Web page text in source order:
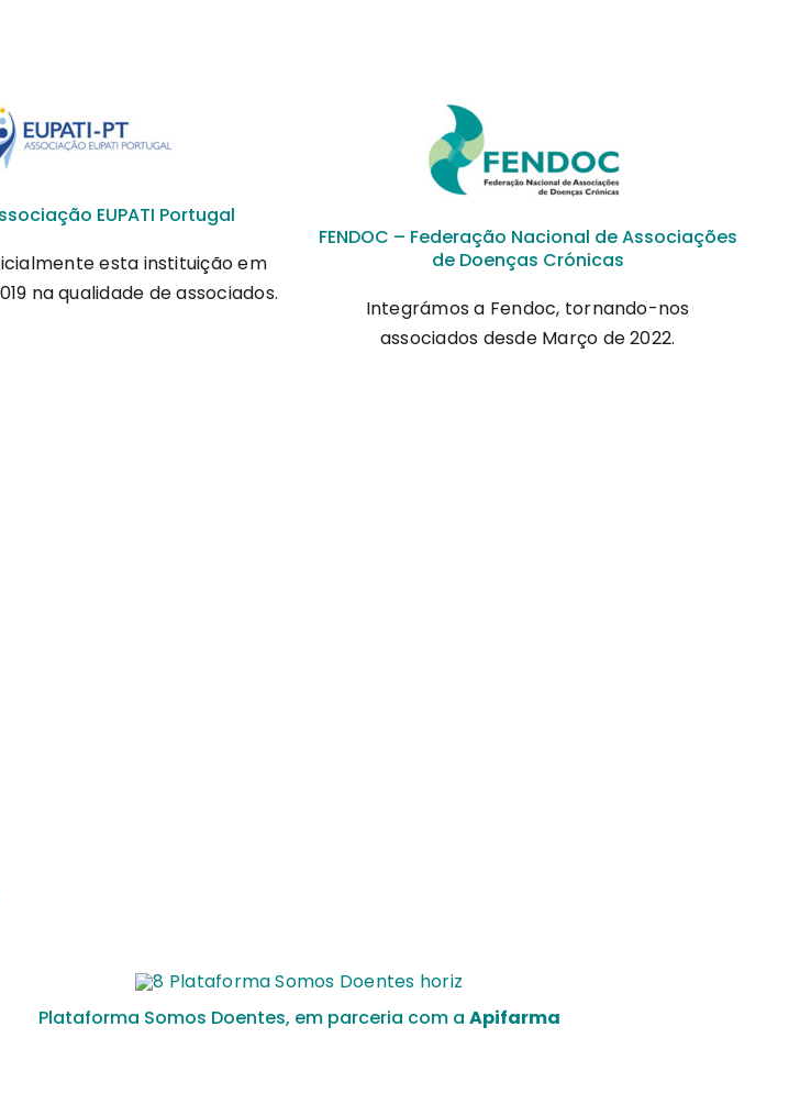
EUPATI Portugal
esta instituição em
na qualidade de associados.
FENDOC – Federação Nacional de Associações
de Doenças Crónicas
Integrámos a Fendoc, tornando-nos
associados desde Março de 2022.
Plataforma Somos Doentes, em parceria com a Apifarma